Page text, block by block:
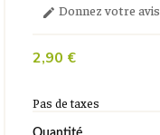
 Donnez votre avis
2,90 €
Pas de taxes